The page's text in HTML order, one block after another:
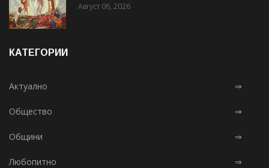
Август 06, 2026
КАТЕГОРИИ
Актуално ⇒
Общество ⇒
Общини ⇒
Любопитно ⇒